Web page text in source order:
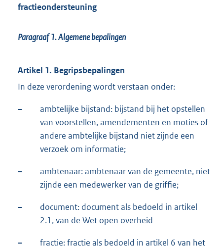
fractieondersteuning
Paragraaf 1.Algemene bepalingen
Artikel 1. Begripsbepalingen
In deze verordening wordt verstaan onder:
–
ambtelijke bijstand: bijstand bij het opstellen
van voorstellen, amendementen en moties of
andere ambtelijke bijstand niet zijnde een
verzoek om informatie;
–
ambtenaar: ambtenaar van de gemeente, niet
zijnde een medewerker van de griffie;
–
document: document als bedoeld in artikel
2.1, van de Wet open overheid
–
fractie: fractie als bedoeld in artikel 6 van het